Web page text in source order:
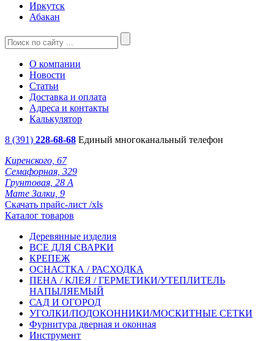
Иркутск
Абакан
О компании
Новости
Статьи
Доставка и оплата
Адреса и контакты
Калькулятор
8 (391) 228-68-68 Единый многоканальный телефон
Киренского, 67
Семафорная, 329
Грунтовая, 28 А
Мате Залки, 9
Скачать прайс-лист /xls
Каталог товаров
Деревянные изделия
ВСЕ ДЛЯ СВАРКИ
КРЕПЕЖ
ОСНАСТКА / РАСХОДКА
ПЕНА / КЛЕЯ / ГЕРМЕТИКИ/УТЕПЛИТЕЛЬ
НАПЫЛЯЕМЫЙ
САД И ОГОРОД
УГОЛКИ/ПОДОКОННИКИ/МОСКИТНЫЕ СЕТКИ
Фурнитура дверная и оконная
Инструмент